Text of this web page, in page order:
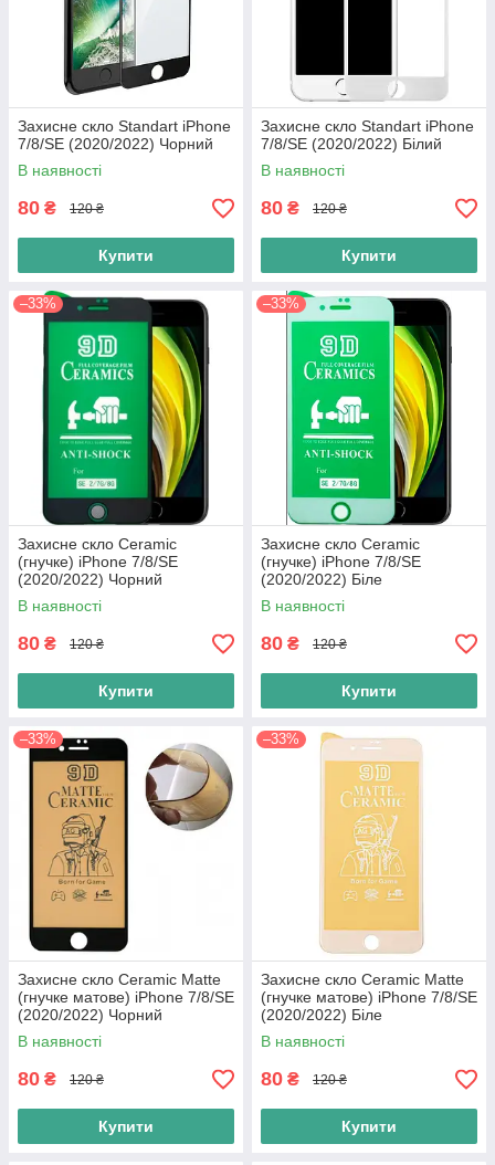
Захисне скло Standart iPhone
7/8/SE (2020/2022) Чорний
В наявності
80 ₴ 120 ₴
Купити
Захисне скло Standart iPhone
7/8/SE (2020/2022) Білий
В наявності
80 ₴ 120 ₴
Купити
–33%
Захисне скло Ceramic
(гнучке) iPhone 7/8/SE
(2020/2022) Чорний
В наявності
80 ₴ 120 ₴
Купити
–33%
Захисне скло Ceramic
(гнучке) iPhone 7/8/SE
(2020/2022) Біле
В наявності
80 ₴ 120 ₴
Купити
–33%
Захисне скло Ceramic Matte
(гнучке матове) iPhone 7/8/SE
(2020/2022) Чорний
В наявності
80 ₴ 120 ₴
Купити
–33%
Захисне скло Ceramic Matte
(гнучке матове) iPhone 7/8/SE
(2020/2022) Біле
В наявності
80 ₴ 120 ₴
Купити